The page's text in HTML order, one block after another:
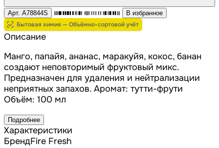
Арт. A78844S В избранное
Бытовая химия — Объёмно-сортовой учёт
Описание
Манго, папайя, ананас, маракуйя, кокос, банан
создают неповторимый фруктовый микс.
Предназначен для удаления и нейтрализации
неприятных запахов. Аромат: тутти-фрути
Объём: 100 мл
Подробнее
Характеристики
БрендFire Fresh